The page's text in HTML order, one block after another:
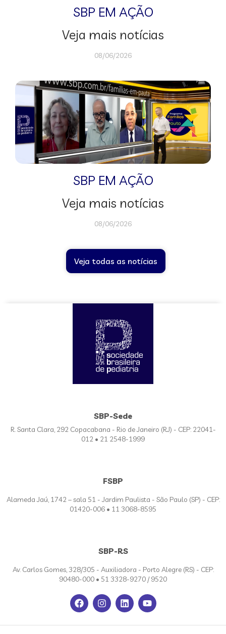
SBP EM AÇÃO
Veja mais notícias
08/06/2026
SBP EM AÇÃO
Veja mais notícias
08/06/2026
Veja todas as notícias
SBP-Sede
R. Santa Clara, 292 Copacabana - Rio de Janeiro (RJ) - CEP: 22041-
012 • 21 2548-1999
FSBP
Alameda Jaú, 1742 – sala 51 - Jardim Paulista - São Paulo (SP) - CEP:
01420-006 • 11 3068-8595
SBP-RS
Av. Carlos Gomes, 328/305 - Auxiliadora - Porto Alegre (RS) - CEP:
90480-000 • 51 3328-9270 / 9520